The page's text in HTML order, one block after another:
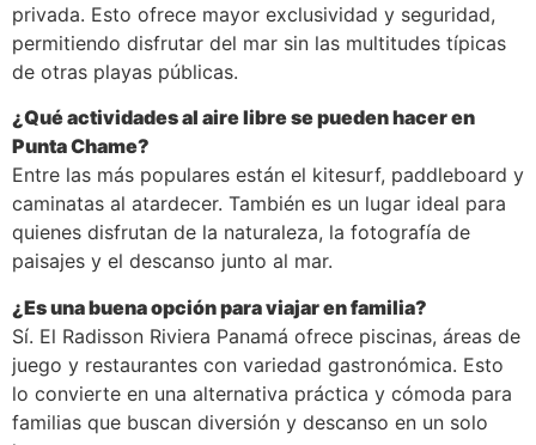
privada. Esto ofrece mayor exclusividad y seguridad,
permitiendo disfrutar del mar sin las multitudes típicas
de otras playas públicas.
¿Qué actividades al aire libre se pueden hacer en
Punta Chame?
Entre las más populares están el kitesurf, paddleboard y
caminatas al atardecer. También es un lugar ideal para
quienes disfrutan de la naturaleza, la fotografía de
paisajes y el descanso junto al mar.
¿Es una buena opción para viajar en familia?
Sí. El Radisson Riviera Panamá ofrece piscinas, áreas de
juego y restaurantes con variedad gastronómica. Esto
lo convierte en una alternativa práctica y cómoda para
familias que buscan diversión y descanso en un solo